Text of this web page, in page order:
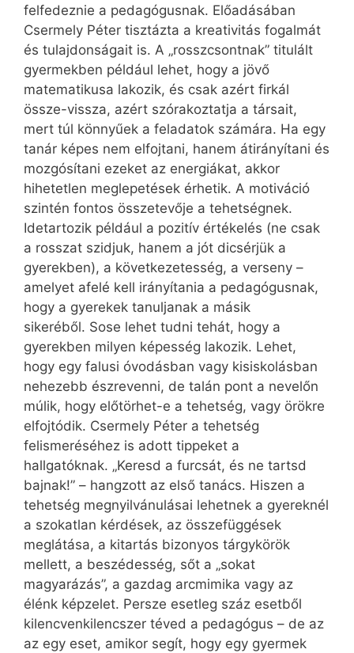
felfedeznie a pedagógusnak. Előadásában
Csermely Péter tisztázta a kreativitás fogalmát
és tulajdonságait is. A „rosszcsontnak” titulált
gyermekben például lehet, hogy a jövő
matematikusa lakozik, és csak azért firkál
össze-vissza, azért szórakoztatja a társait,
mert túl könnyűek a feladatok számára. Ha egy
tanár képes nem elfojtani, hanem átirányítani és
mozgósítani ezeket az energiákat, akkor
hihetetlen meglepetések érhetik. A motiváció
szintén fontos összetevője a tehetségnek.
Idetartozik például a pozitív értékelés (ne csak
a rosszat szidjuk, hanem a jót dicsérjük a
gyerekben), a következetesség, a verseny –
amelyet afelé kell irányítania a pedagógusnak,
hogy a gyerekek tanuljanak a másik
sikeréből. Sose lehet tudni tehát, hogy a
gyerekben milyen képesség lakozik. Lehet,
hogy egy falusi óvodásban vagy kisiskolásban
nehezebb észrevenni, de talán pont a nevelőn
múlik, hogy előtörhet-e a tehetség, vagy örökre
elfojtódik. Csermely Péter a tehetség
felismeréséhez is adott tippeket a
hallgatóknak. „Keresd a furcsát, és ne tartsd
bajnak!” – hangzott az első tanács. Hiszen a
tehetség megnyilvánulásai lehetnek a gyereknél
a szokatlan kérdések, az összefüggések
meglátása, a kitartás bizonyos tárgykörök
mellett, a beszédesség, sőt a „sokat
magyarázás”, a gazdag arcmimika vagy az
élénk képzelet. Persze esetleg száz esetből
kilencvenkilencszer téved a pedagógus – de az
az egy eset, amikor segít, hogy egy gyermek